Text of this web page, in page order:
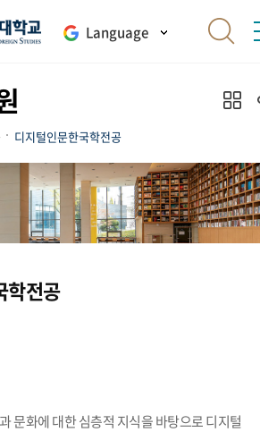
Language
디지털인문한국학전공
학전공
문화에 대한 심층적 지식을 바탕으로 디지털